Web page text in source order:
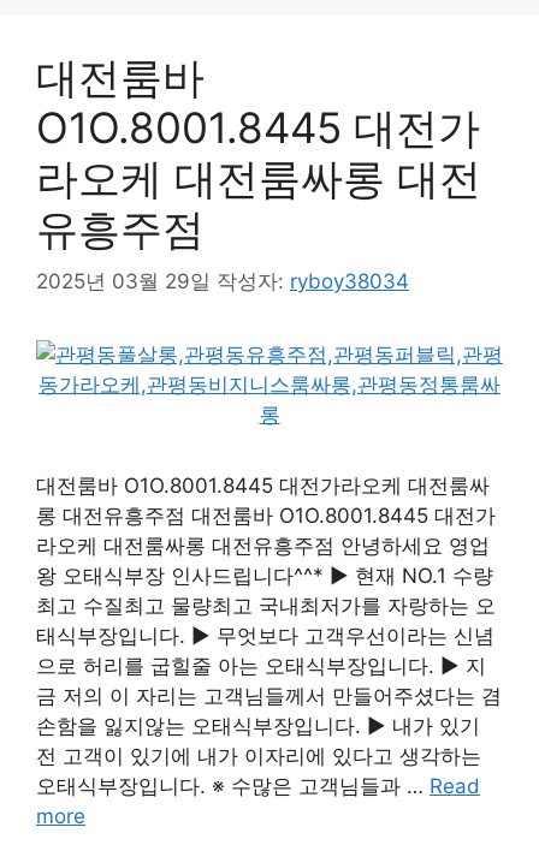
대전룸바
O1O.8001.8445 대전가
라오케 대전룸싸롱 대전
유흥주점
2025년 03월 29일 작성자: ryboy38034
대전룸바 O1O.8001.8445 대전가라오케 대전룸싸
롱 대전유흥주점 대전룸바 O1O.8001.8445 대전가
라오케 대전룸싸롱 대전유흥주점 안녕하세요 영업
왕 오태식부장 인사드립니다^^* ▶ 현재 NO.1 수량
최고 수질최고 물량최고 국내최저가를 자랑하는 오
태식부장입니다. ▶ 무엇보다 고객우선이라는 신념
으로 허리를 굽힐줄 아는 오태식부장입니다. ▶ 지
금 저의 이 자리는 고객님들께서 만들어주셨다는 겸
손함을 잃지않는 오태식부장입니다. ▶ 내가 있기
전 고객이 있기에 내가 이자리에 있다고 생각하는
오태식부장입니다. ※ 수많은 고객님들과 … Read
more